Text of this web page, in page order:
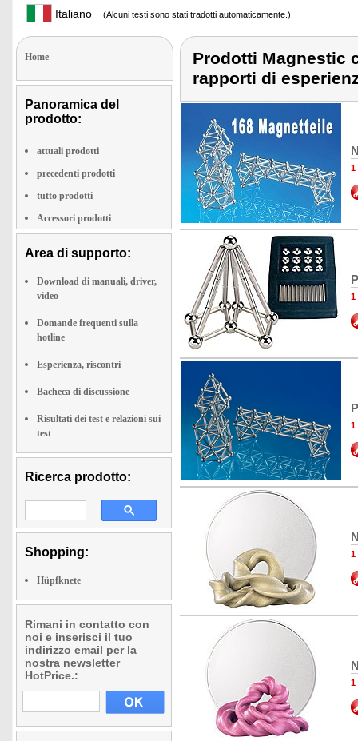
Italiano (Alcuni testi sono stati tradotti automaticamente.)
Home
Panoramica del
prodotto:
attuali prodotti
precedenti prodotti
tutto prodotti
Accessori prodotti
Area di supporto:
Download di manuali, driver,
video
Domande frequenti sulla
hotline
Esperienza, riscontri
Bacheca di discussione
Risultati dei test e relazioni sui
test
Ricerca prodotto:
Shopping:
Hüpfknete
Rimani in contatto con
noi e inserisci il tuo
indirizzo email per la
nostra newsletter
HotPrice.:
Prodotti Magnestic
rapporti di
1
1
1
1
1